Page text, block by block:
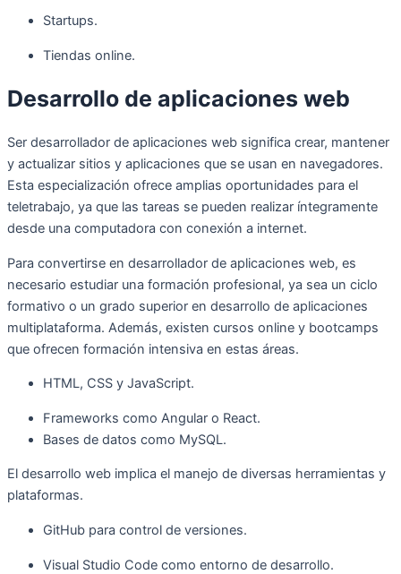
Startups.
Tiendas online.
Desarrollo de aplicaciones web
Ser desarrollador de aplicaciones web significa crear, mantener
y actualizar sitios y aplicaciones que se usan en navegadores.
Esta especialización ofrece amplias oportunidades para el
teletrabajo, ya que las tareas se pueden realizar íntegramente
desde una computadora con conexión a internet.
Para convertirse en desarrollador de aplicaciones web, es
necesario estudiar una formación profesional, ya sea un ciclo
formativo o un grado superior en desarrollo de aplicaciones
multiplataforma. Además, existen cursos online y bootcamps
que ofrecen formación intensiva en estas áreas.
HTML, CSS y JavaScript.
Frameworks como Angular o React.
Bases de datos como MySQL.
El desarrollo web implica el manejo de diversas herramientas y
plataformas.
GitHub para control de versiones.
Visual Studio Code como entorno de desarrollo.